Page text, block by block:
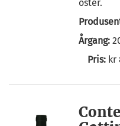
oster.
Årgang:
Pris: kr